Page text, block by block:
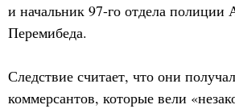
и начальник 97-го отдела полиции
Перемибеда.
Следствие считает, что они
коммерсантов, которые вели